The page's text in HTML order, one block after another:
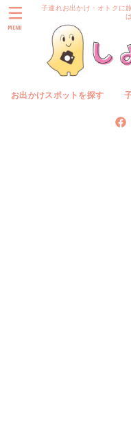
子連れお出かけ・オトクに
お出かけスポットを探す
MENU